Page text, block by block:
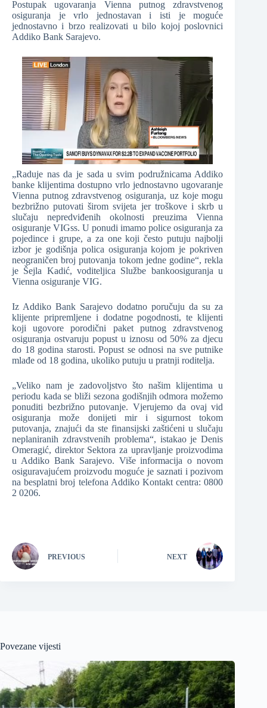
Postupak ugovaranja Vienna putnog zdravstvenog
osiguranja je vrlo jednostavan i isti je moguće
jednostavno i brzo realizovati u bilo kojoj poslovnici
Addiko Bank Sarajevo.
„Raduje nas da je sada u svim podružnicama Addiko
banke klijentima dostupno vrlo jednostavno ugovaranje
Vienna putnog zdravstvenog osiguranja, uz koje mogu
bezbrižno putovati širom svijeta jer troškove i skrb u
slučaju nepredviđenih okolnosti preuzima Vienna
osiguranje VIGss. U ponudi imamo police osiguranja za
pojedince i grupe, a za one koji često putuju najbolji
izbor je godišnja polica osiguranja kojom je pokriven
neograničen broj putovanja tokom jedne godine“, rekla
je Šejla Kadić, voditeljica Službe bankoosiguranja u
Vienna osiguranje VIG.
Iz Addiko Bank Sarajevo dodatno poručuju da su za
klijente pripremljene i dodatne pogodnosti, te klijenti
koji ugovore porodični paket putnog zdravstvenog
osiguranja ostvaruju popust u iznosu od 50% za djecu
do 18 godina starosti. Popust se odnosi na sve putnike
mlađe od 18 godina, ukoliko putuju u pratnji roditelja.
„Veliko nam je zadovoljstvo što našim klijentima u
periodu kada se bliži sezona godišnjih odmora možemo
ponuditi bezbrižno putovanje. Vjerujemo da ovaj vid
osiguranja može donijeti mir i sigurnost tokom
putovanja, znajući da ste finansijski zaštićeni u slučaju
neplaniranih zdravstvenih problema“, istakao je Denis
Omeragić, direktor Sektora za upravljanje proizvodima
u Addiko Bank Sarajevo. Više informacija o novom
osiguravajućem proizvodu moguće je saznati i pozivom
na besplatni broj telefona Addiko Kontakt centra: 0800
2 0206.
PREVIOUS NEXT
Povezane vijesti